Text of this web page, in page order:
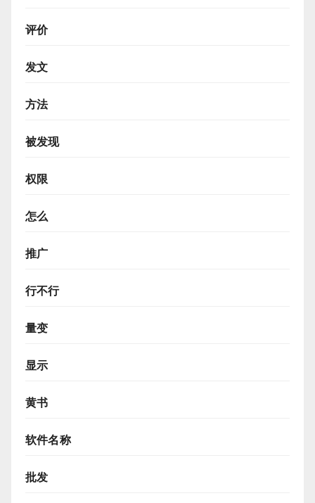
评价
发文
方法
被发现
权限
怎么
推广
行不行
量变
显示
黄书
软件名称
批发